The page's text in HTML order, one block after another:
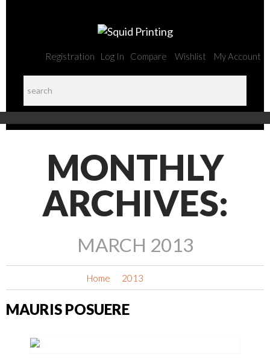
Registration Log In Compare Wishlist My Account
MONTHLY
ARCHIVES:
MARCH 2013
Home 2013
MAURIS POSUERE